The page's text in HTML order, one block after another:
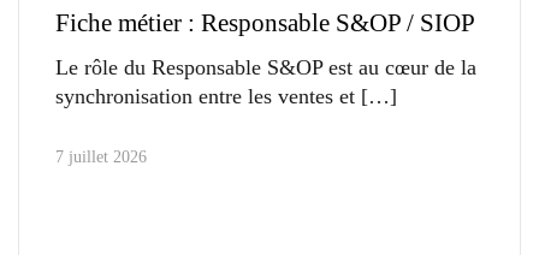
Fiche métier : Responsable S&OP / SIOP
Le rôle du Responsable S&OP est au cœur de la
synchronisation entre les ventes et
7 juillet 2026